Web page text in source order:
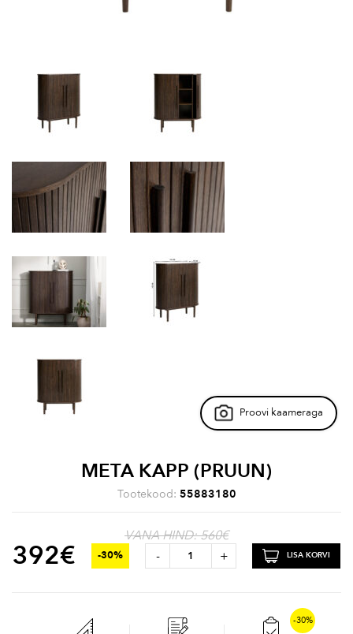
Proovi kaameraga
META KAPP (PRUUN)
Tootekood: 55883180
VANA HIND: 560€
392€ -30% - + LISA KORVI
-30%